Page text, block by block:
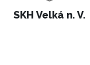
SKH Velká n. V.